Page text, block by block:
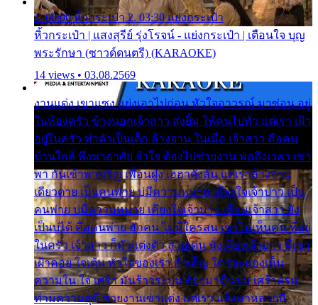
1. 00:00 หิ้วกระเป๋า 2. 03:30 แย่งกระเป๋า
หิ้วกระเป๋า | แสงสุรีย์ รุ่งโรจน์ - แย่งกระเป๋า | เตือนใจ บุญ
พระรักษา (ซาวด์ดนตรี) (KARAOKE)
14 views • 03.08.2569
งานแต่ง เขาแซง แย่งเอาไปก่อน หัวใจอาวรณ์ มาซ่อน อยู่
ในห้องครัว ข้างนอกเจ้าสาว ส่งยิ้ม ให้คนไปทั่ว แต่เรา เฝ้า
อยู่ในครัว ทำตัวเป็นเด็ก ล้างจาน ในเมื่อ เจ้าสาว คือคน
บ้านใกล้ พึ่งพาอาศัย จำใจ ต้องไปช่วยงาน พอถึงเวลา เขา
พา กันเข้าพาขวัญ เพื่อนฝูง เฮฮาดังลั่น แต่เราล้างจาน
เดียวดาย เป็นคนพ่าย บ่มีความหมาย เคียงใจเจ้าบ่าว เป็น
คนพ่าย บ่มีความหมาย เคียงใจเจ้าบ่าว เพื่อนเจ้าสาว ยัง
เป็นบ่ได้ คือคนพ่าย ฮักคน ไม่มีใครสน เขาไม่เห็นคน ที่อยู่
ในครัว เจ้าสาว ก็มัวแต่งตัว สวยเด่น นั่งเคียงเจ้าบ่าว ที่เขา
เฝ้าคอย ใจเต้น หัวใจของเรา ลำเค็ญ ใครจะมองเห็น
ความใน ใจ เศร้า มันร้าวระบม ต้องมาขื่นขม เศร้าตรม
ท่ามความสุขี ช่วยงานเขาแต่ง แต่เรา แล้งมาหลายปี